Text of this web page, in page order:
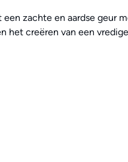
zachte en aardse geur
het creëren van een